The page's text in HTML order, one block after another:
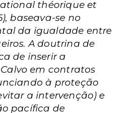
théorique et
baseava-se no
da igualdade entre
A doutrina de
de inserir a
em contratos
à proteção
a intervenção) e
pacífica de